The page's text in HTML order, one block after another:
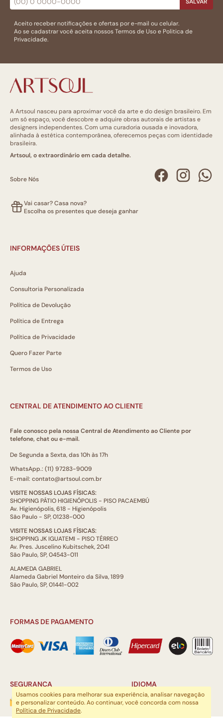
Aceito receber notificações e ofertas por e-mail ou celular.
Ao se cadastrar você aceita nossosTermos de Usoe Politica de
Privacidade.
A Artsoul nasceu para aproximar você da arte e do design brasileiro. Em
um só espaço, você descobre e adquire obras autorais de artistas e
designers independentes. Com uma curadoria ousada e inovadora,
alinhada à estética contemporânea, oferecemos peças com identidade
brasileira.
Artsoul, o extraordinário em cada detalhe.
Sobre Nós
Vai casar? Casa nova?
Escolha os presentes que deseja ganhar
INFORMAÇÕES ÚTEIS
Ajuda
Consultoria Personalizada
Política de Devolução
Política de Entrega
Política de Privacidade
Quero Fazer Parte
Termos de Uso
CENTRAL DE ATENDIMENTO AO CLIENTE
Fale conosco pela nossa Central de Atendimento ao Cliente por
telefone, chat ou e-mail.
De Segunda a Sexta, das 10h às 17h
WhatsApp.: (11) 97283-9009
E-mail: contato@artsoul.com.br
VISITE NOSSAS LOJAS FÍSICAS:
SHOPPING PÁTIO HIGIENÓPOLIS - PISO PACAEMBÚ
Av. Higienópolis, 618 - Higienópolis
São Paulo - SP, 01238-000
VISITE NOSSAS LOJAS FÍSICAS:
SHOPPING JK IGUATEMI - PISO TÉRREO
Av. Pres. Juscelino Kubitschek, 2041
São Paulo, SP, 04543-011
ALAMEDA GABRIEL
Alameda Gabriel Monteiro da Silva, 1899
São Paulo, SP, 01441-002
FORMAS DE PAGAMENTO
SEGURANÇA IDIOMA
Usamos cookies para melhorar sua experiência, analisar navegação
e personalizar conteúdo. Ao continuar, você concorda com nossa
Política de Privacidade.